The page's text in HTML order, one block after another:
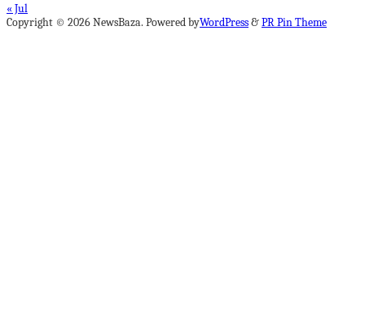
« Jul
Copyright © 2026 NewsBaza. Powered byWordPress&PR Pin Theme